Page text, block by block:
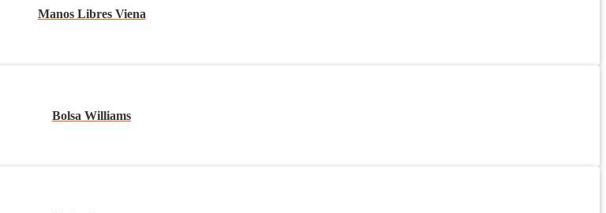
Manos Libres Viena
Bolsa Williams